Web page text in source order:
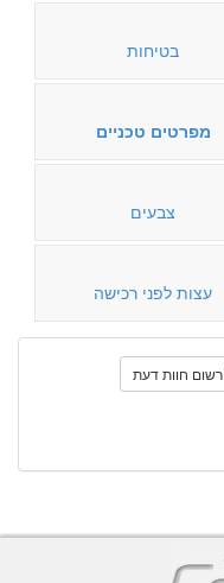
בטיחות
מפרטים טכניים
צבעים
עצות לפני רכישה
רשום חוות דעת